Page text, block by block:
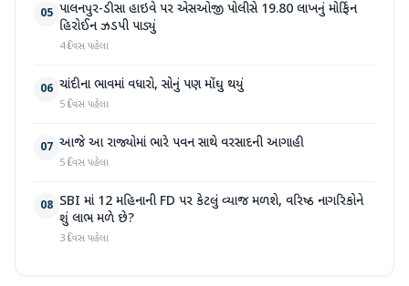
05 પાલનપુર-ડીસા હાઇવે પર એસઓજી પોલીસે 19.80 લાખનું મોર્ફિન
હિરોઈન ઝડપી પાડ્યું
4 દિવસ પહેલા
06 ચાંદીના ભાવમાં વધારો, સોનું પણ મોંઘુ થયું
5 દિવસ પહેલા
07 આજે આ રાજ્યોમાં ભારે પવન સાથે વરસાદની આગાહી
5 દિવસ પહેલા
08 SBI માં 12 મહિનાની FD પર કેટલું વ્યાજ મળશે, વરિષ્ઠ નાગરિકોને
શું લાભ મળે છે?
3 દિવસ પહેલા